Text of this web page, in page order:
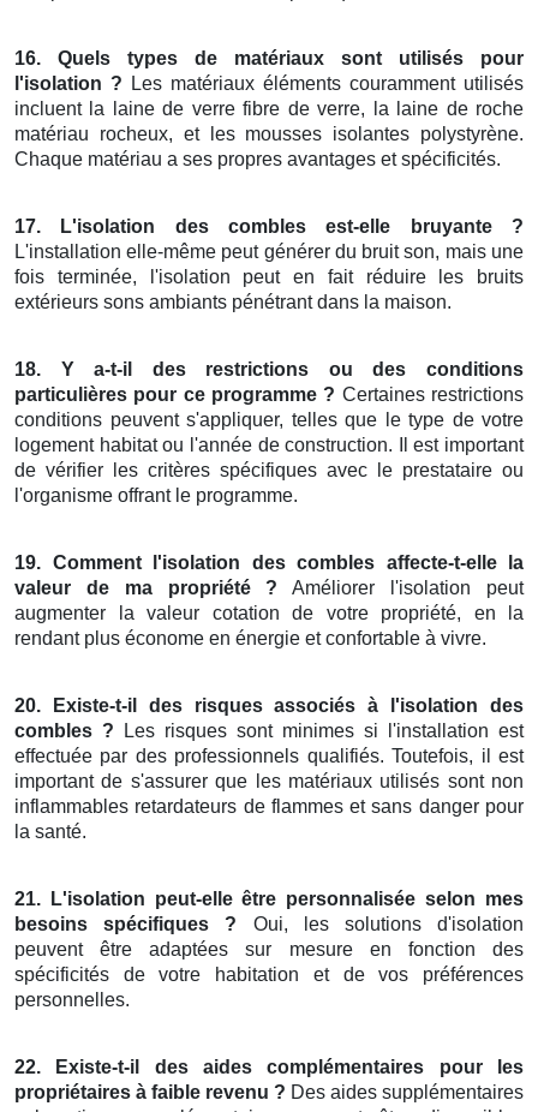
16. Quels types de matériaux sont utilisés pour
l'isolation ? Les matériaux éléments couramment utilisés
incluent la laine de verre fibre de verre, la laine de roche
matériau rocheux, et les mousses isolantes polystyrène.
Chaque matériau a ses propres avantages et spécificités.
17. L'isolation des combles est-elle bruyante ?
L'installation elle-même peut générer du bruit son, mais une
fois terminée, l'isolation peut en fait réduire les bruits
extérieurs sons ambiants pénétrant dans la maison.
18. Y a-t-il des restrictions ou des conditions
particulières pour ce programme ? Certaines restrictions
conditions peuvent s'appliquer, telles que le type de votre
logement habitat ou l'année de construction. Il est important
de vérifier les critères spécifiques avec le prestataire ou
l'organisme offrant le programme.
19. Comment l'isolation des combles affecte-t-elle la
valeur de ma propriété ? Améliorer l'isolation peut
augmenter la valeur cotation de votre propriété, en la
rendant plus économe en énergie et confortable à vivre.
20. Existe-t-il des risques associés à l'isolation des
combles ? Les risques sont minimes si l'installation est
effectuée par des professionnels qualifiés. Toutefois, il est
important de s'assurer que les matériaux utilisés sont non
inflammables retardateurs de flammes et sans danger pour
la santé.
21. L'isolation peut-elle être personnalisée selon mes
besoins spécifiques ? Oui, les solutions d'isolation
peuvent être adaptées sur mesure en fonction des
spécificités de votre habitation et de vos préférences
personnelles.
22. Existe-t-il des aides complémentaires pour les
propriétaires à faible revenu ? Des aides supplémentaires